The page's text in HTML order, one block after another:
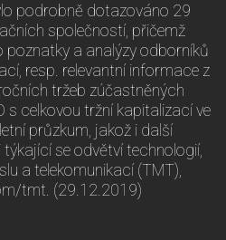
podrobně dotazováno 29
společností, přičemž
poznatky a analýzy odborníků
resp. relevantní informace z
tržeb zúčastněných
s celkovou tržní kapitalizací ve
průzkum, jakož i další
se odvětví technologií,
a telekomunikací (TMT),
tmt. (29.12.2019)